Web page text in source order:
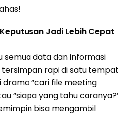
Jadi Lebih Cepat
semua data dan informasi
tersimpan rapi di satu
drama “cari file meeting
“siapa yang tahu
bisa mengambil